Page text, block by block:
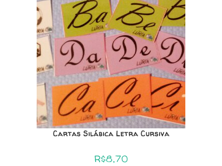
Cartas Silábica Letra Cursiva
R$8,70